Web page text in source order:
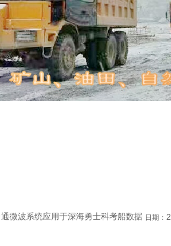
微波系统应用于深海勇士科考船数据 日期：